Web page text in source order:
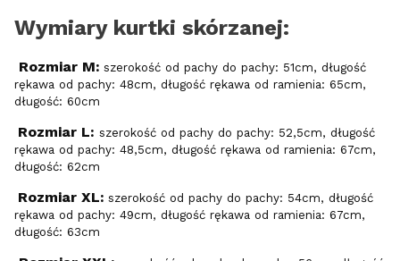
Wymiary kurtki skórzanej:
Rozmiar M: szerokość od pachy do pachy: 51cm, długość
rękawa od pachy: 48cm, długość rękawa od ramienia: 65cm,
długość: 60cm
Rozmiar L: szerokość od pachy do pachy: 52,5cm, długość
rękawa od pachy: 48,5cm, długość rękawa od ramienia: 67cm,
długość: 62cm
Rozmiar XL: szerokość od pachy do pachy: 54cm, długość
rękawa od pachy: 49cm, długość rękawa od ramienia: 67cm,
długość: 63cm